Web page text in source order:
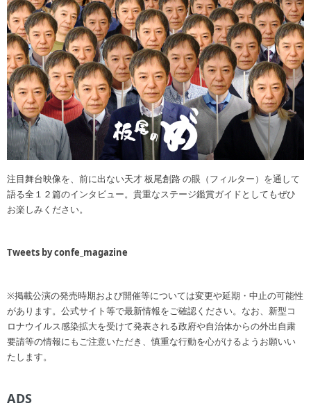
注目舞台映像を、前に出ない天才 板尾創路 の眼（フィルター）を通して
語る全１２篇のインタビュー。貴重なステージ鑑賞ガイドとしてもぜひ
お楽しみください。
Tweets by confe_magazine
※掲載公演の発売時期および開催等については変更や延期・中止の可能性
があります。公式サイト等で最新情報をご確認ください。なお、新型コ
ロナウイルス感染拡大を受けて発表される政府や自治体からの外出自粛
要請等の情報にもご注意いただき、慎重な行動を心がけるようお願いい
たします。
ADS